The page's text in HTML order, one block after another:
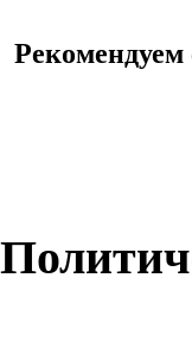
Рекомендуем